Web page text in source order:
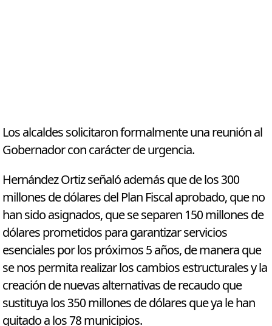
Los alcaldes solicitaron formalmente una reunión al
Gobernador con carácter de urgencia.
Hernández Ortiz señaló además que de los 300
millones de dólares del Plan Fiscal aprobado, que no
han sido asignados, que se separen 150 millones de
dólares prometidos para garantizar servicios
esenciales por los próximos 5 años, de manera que
se nos permita realizar los cambios estructurales y la
creación de nuevas alternativas de recaudo que
sustituya los 350 millones de dólares que ya le han
quitado a los 78 municipios.